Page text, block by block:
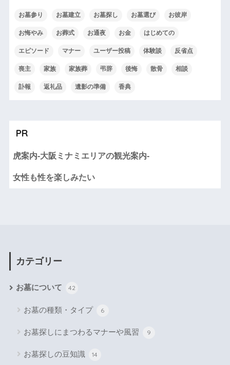
お墓参り お墓建立 お墓探し お墓選び お彼岸
お悔やみ お葬式 お通夜 お金 はじめての
エピソード マナー ユーザー投稿 体験談 反省点
喪主 家族 家族葬 弔辞 後悔 散骨 相談
訃報 返礼品 遺影の準備 香典
PR
虎案内-大阪ミナミエリアの観光案内-
女性も性を楽しみたい
カテゴリー
お墓について 42
お墓の種類・タイプ 6
お墓探しにまつわるマナーや風習 9
お墓探しの豆知識 14